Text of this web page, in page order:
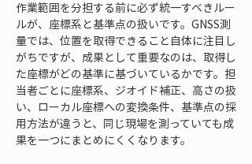
作業範囲を分担する前に必ず統一すべきルー
ルが、座標系と基準点の扱いです。GNSS測
量では、位置を取得できること自体に注目し
がちですが、成果として重要なのは、取得し
た座標がどの基準に基づいているかです。担
当者ごとに座標系、ジオイド補正、高さの扱
い、ローカル座標への変換条件、基準点の採
用方法が違うと、同じ現場を測っていても成
果を一つにまとめにくくなります。